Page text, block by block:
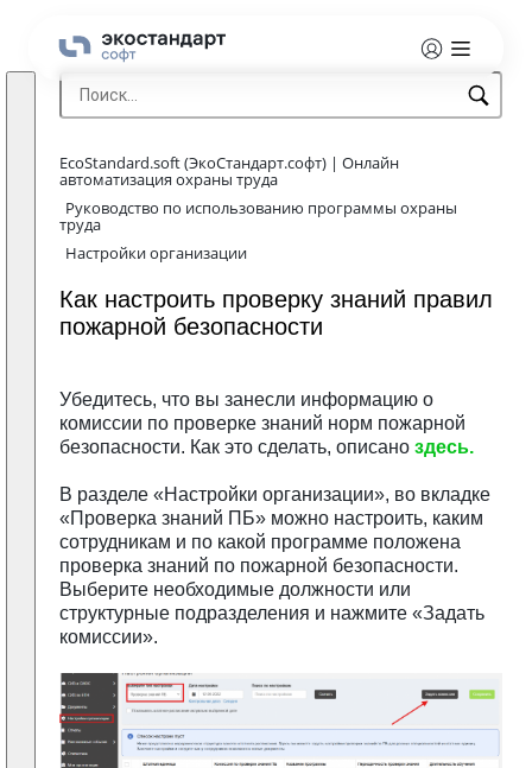
EcoStandard.soft (ЭкоСтандарт.софт) | Онлайн
автоматизация охраны труда
Руководство по использованию программы охраны
труда
Настройки организации
Как настроить проверку знаний правил
пожарной безопасности
Убедитесь, что вы занесли информацию о
комиссии по проверке знаний норм пожарной
безопасности. Как это сделать, описано здесь.
В разделе «Настройки организации», во вкладке
«Проверка знаний ПБ» можно настроить, каким
сотрудникам и по какой программе положена
проверка знаний по пожарной безопасности.
Выберите необходимые должности или
структурные подразделения и нажмите «Задать
комиссии».